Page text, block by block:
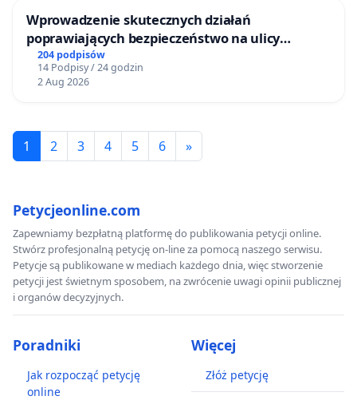
Wprowadzenie skutecznych działań
poprawiających bezpieczeństwo na ulicy
Żeromskiego w Otwocku
204 podpisów
14 Podpisy / 24 godzin
2 Aug 2026
1 2 3 4 5 6 »
Petycjeonline.com
Zapewniamy bezpłatną platformę do publikowania petycji online.
Stwórz profesjonalną petycję on-line za pomocą naszego serwisu.
Petycje są publikowane w mediach każdego dnia, więc stworzenie
petycji jest świetnym sposobem, na zwrócenie uwagi opinii publicznej
i organów decyzyjnych.
Poradniki
Jak rozpocząć petycję
online
Więcej
Złóż petycję